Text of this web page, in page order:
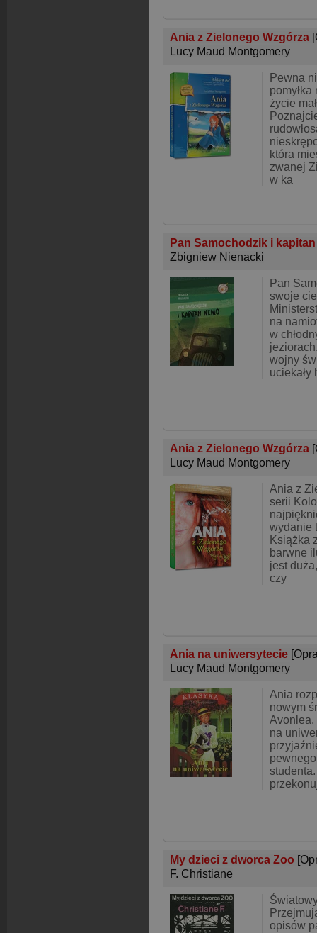
Ania z Zielonego Wzgórza
Lucy Maud Montgomery
Pewna
życie
która
zwanej
w ka
Pan Samochodzik i
Zbigniew Nienacki
Pan
swoje
na
w
wojny
uciekały
Ania z Zielonego Wzgórza
Lucy Maud Montgomery
Ania z
serii
wydanie
Książka
barwne
jest
czy
Ania na uniwersytecie
Lucy Maud Montgomery
Ania
nowym
Avonlea.
na
My dzieci z dworca Zoo
F. Christiane
opisów